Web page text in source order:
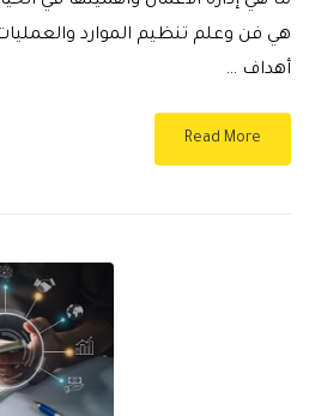
هي فن وعلم تنظيم الموارد
أهداف …
Read More